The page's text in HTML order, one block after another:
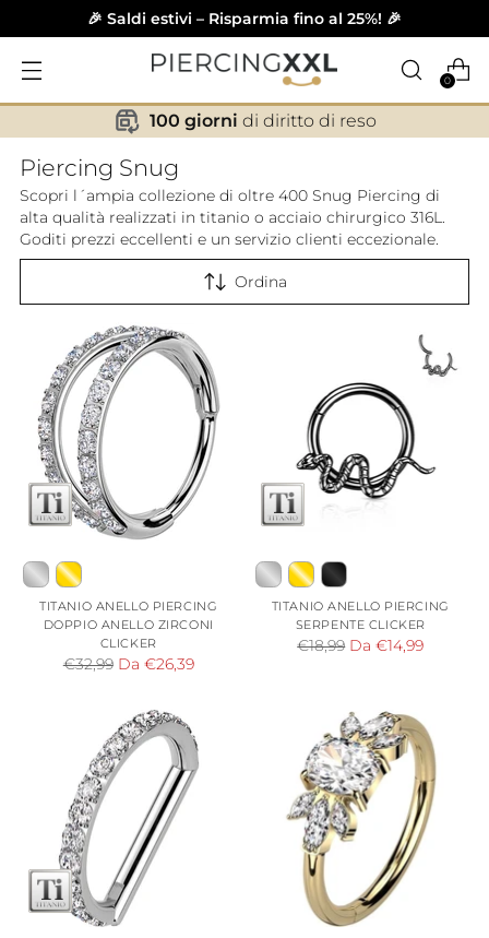
🎉 Saldi estivi – Risparmia fino al 25%! 🎉
0
✕
100 giorni di diritto di reso
Piercing Snug
Scopri l´ampia collezione di oltre 400 Snug Piercing di
alta qualità realizzati in titanio o acciaio chirurgico 316L.
Goditi prezzi eccellenti e un servizio clienti eccezionale.
Ordina
TITANIO ANELLO PIERCING
DOPPIO ANELLO ZIRCONI
CLICKER
Prezzo
€32,99 Da €26,39
TITANIO ANELLO PIERCING
SERPENTE CLICKER
Prezzo
€18,99 Da €14,99